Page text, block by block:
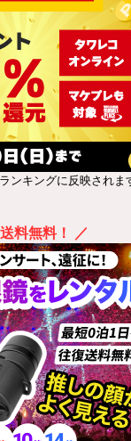
ンキングに反映されま
料無料！ ／